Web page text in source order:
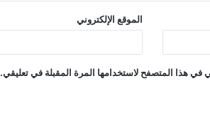
الموقع الإلكتروني
في هذا المتصفح لاستخدامها المرة المقبلة في تعليقي.